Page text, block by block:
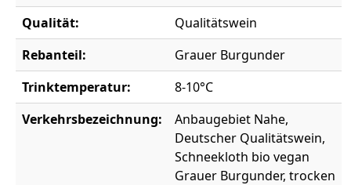
Qualität:
Qualitätswein
Rebanteil:
Grauer Burgunder
Trinktemperatur:
8-10°C
Verkehrsbezeichnung:
Anbaugebiet Nahe,
Deutscher Qualitätswein,
Schneekloth bio vegan
Grauer Burgunder, trocken